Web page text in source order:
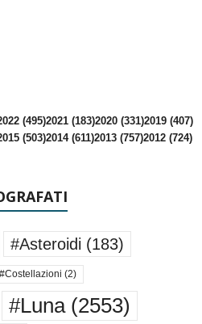
(495)2021 (183)2020 (331)2019 (407)
(503)2014 (611)2013 (757)2012 (724)
#Asteroidi (183)
#Costellazioni (2)
#Luna(2553)